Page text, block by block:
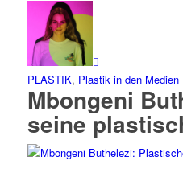
PLASTIK, Plastik in den Medien
Mbongeni
seine